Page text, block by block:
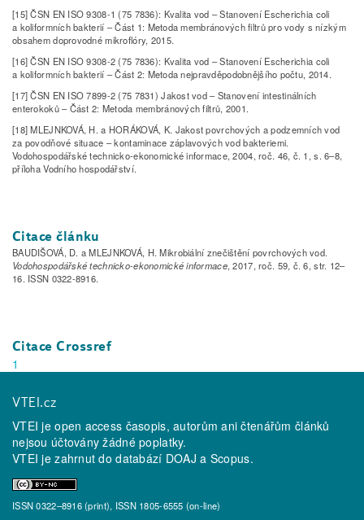
[15] ČSN EN ISO 9308-1 (75 7836): Kvalita vod – Stanovení Escherichia coli
a koliformních bakterií – Část 1: Metoda membránových filtrů pro vody s nízkým
obsahem doprovodné mikroflóry, 2015.
[16] ČSN EN ISO 9308-2 (75 7836): Kvalita vod – Stanovení Escherichia coli
a koliformních bakterií – Část 2: Metoda nejpravděpodobnějšího počtu, 2014.
[17] ČSN EN ISO 7899-2 (75 7831) Jakost vod – Stanovení intestinálních
enterokoků – Část 2: Metoda membránových filtrů, 2001.
[18] MLEJNKOVÁ, H. a HORÁKOVÁ, K. Jakost povrchových a podzemních vod
za povodňové situace – kontaminace záplavových vod bakteriemi.
Vodohospodářské technicko-ekonomické informace, 2004, roč. 46, č. 1, s. 6–8,
příloha Vodního hospodářství.
Citace článku
BAUDIŠOVÁ, D. a MLEJNKOVÁ, H. Mikrobiální znečištění povrchových vod.
Vodohospodářské technicko-ekonomické informace, 2017, roč. 59, č. 6, str. 12–
16. ISSN 0322-8916.
Citace Crossref
1
VTEI.cz
VTEI je open access časopis, autorům ani čtenářům článků
nejsou účtovány žádné poplatky.
VTEI je zahrnut do databází DOAJ a Scopus.
ISSN 0322–8916 (print), ISSN 1805-6555 (on-line)